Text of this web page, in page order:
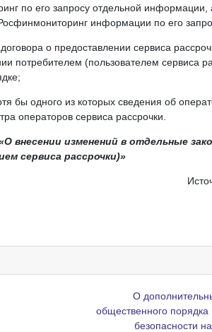
по его запросу отдельной информации,
информации по его
о предоставлении сервиса
потребителем (пользователем сервиса
бы одного из которых сведения об
операторов сервиса рассрочки.
внесении изменений в отдельные
сервиса рассрочки)»
О
общественного
безопасности